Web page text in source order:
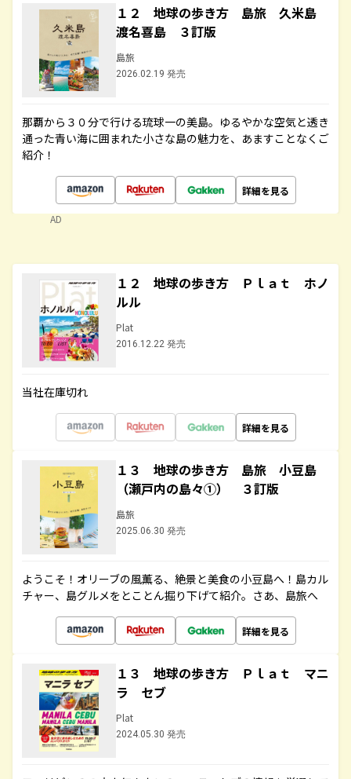
１２ 地球の歩き方 島旅 久米島
渡名喜島 ３訂版
島旅
2026.02.19 発売
那覇から３０分で行ける琉球一の美島。ゆるやかな空気と透き
通った青い海に囲まれた小さな島の魅力を、あますことなくご
紹介！
詳細を見る
AD
１２ 地球の歩き方 Ｐｌａｔ ホノ
ルル
Plat
2016.12.22 発売
当社在庫切れ
詳細を見る
１３ 地球の歩き方 島旅 小豆島
（瀬戸内の島々①） ３訂版
島旅
2025.06.30 発売
ようこそ！オリーブの風薫る、絶景と美食の小豆島へ！島カル
チャー、島グルメをとことん掘り下げて紹介。さあ、島旅へ
詳細を見る
１３ 地球の歩き方 Ｐｌａｔ マニ
ラ セブ
Plat
2024.05.30 発売